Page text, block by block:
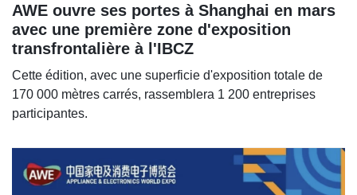
AWE ouvre ses portes à Shanghai en mars
avec une première zone d'exposition
transfrontalière à l'IBCZ
Cette édition, avec une superficie d'exposition totale de
170 000 mètres carrés, rassemblera 1 200 entreprises
participantes.